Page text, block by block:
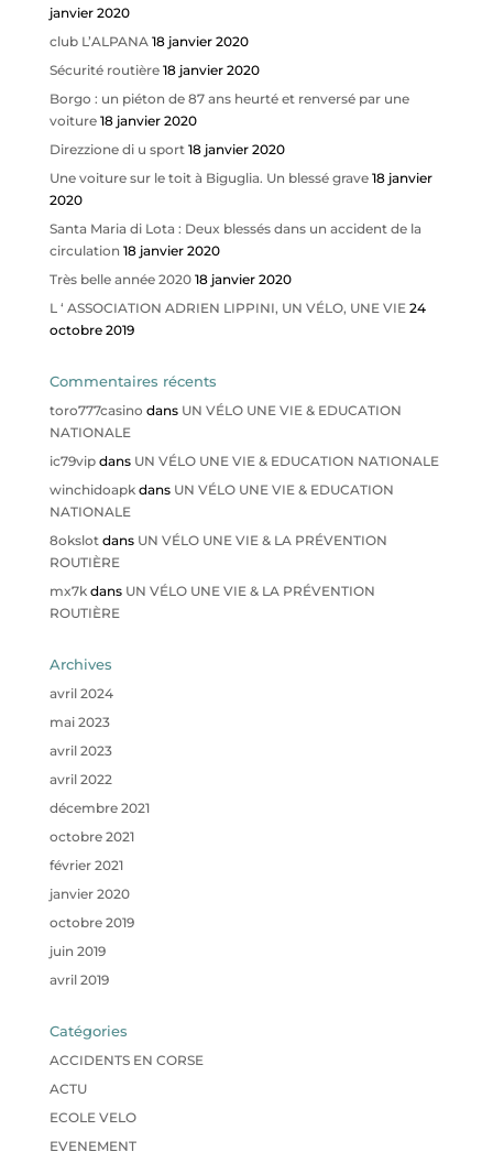
janvier 2020
club L’ALPANA 18 janvier 2020
Sécurité routière 18 janvier 2020
Borgo : un piéton de 87 ans heurté et renversé par une
voiture 18 janvier 2020
Direzzione di u sport 18 janvier 2020
Une voiture sur le toit à Biguglia. Un blessé grave 18 janvier
2020
Santa Maria di Lota : Deux blessés dans un accident de la
circulation 18 janvier 2020
Très belle année 2020 18 janvier 2020
L ‘ ASSOCIATION ADRIEN LIPPINI, UN VÉLO, UNE VIE 24
octobre 2019
Commentaires récents
toro777casino dans UN VÉLO UNE VIE & EDUCATION
NATIONALE
ic79vipdans UN VÉLO UNE VIE & EDUCATION NATIONALE
winchidoapkdans UN VÉLO UNE VIE & EDUCATION
NATIONALE
8okslotdans UN VÉLO UNE VIE & LA PRÉVENTION
ROUTIÈRE
mx7kdans UN VÉLO UNE VIE & LA PRÉVENTION
ROUTIÈRE
Archives
avril 2024
mai 2023
avril 2023
avril 2022
décembre 2021
octobre 2021
février 2021
janvier 2020
octobre 2019
juin 2019
avril 2019
Catégories
ACCIDENTS EN CORSE
ACTU
ECOLE VELO
EVENEMENT